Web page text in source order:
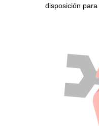
disposición